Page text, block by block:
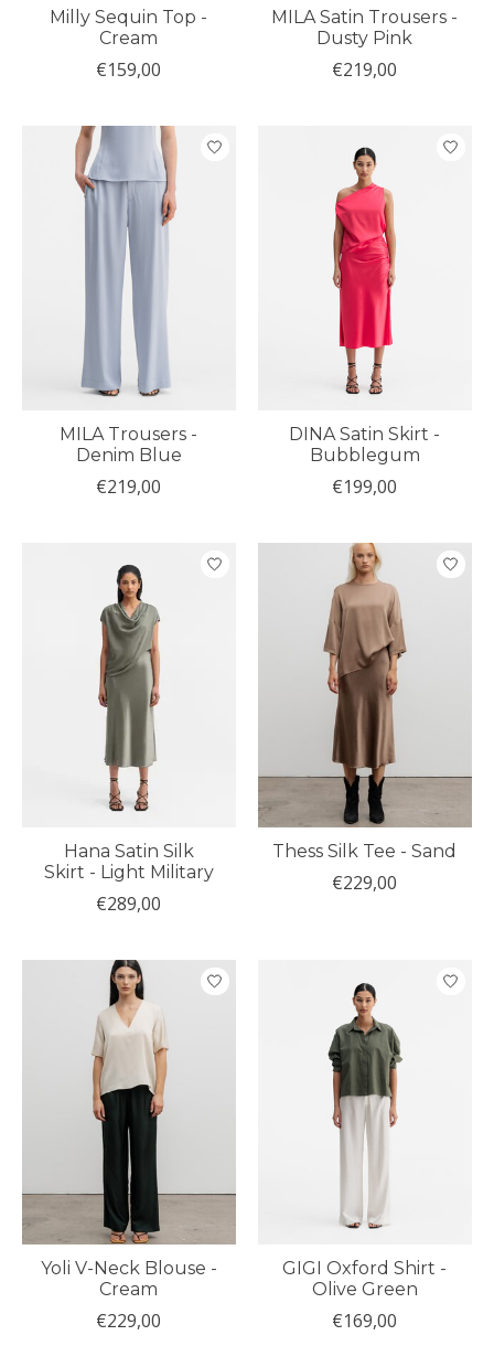
Milly Sequin Top -
Cream
€159,00
MILA Satin Trousers -
Dusty Pink
€219,00
MILA Trousers -
Denim Blue
€219,00
DINA Satin Skirt -
Bubblegum
€199,00
Hana Satin Silk
Skirt - Light Military
€289,00
Thess Silk Tee - Sand
€229,00
Yoli V-Neck Blouse -
Cream
€229,00
GIGI Oxford Shirt -
Olive Green
€169,00